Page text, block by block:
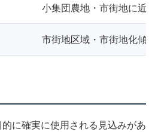
小集団農地・市街地に近
市街地区域・市街地化傾
に確実に使用される見込みがあ